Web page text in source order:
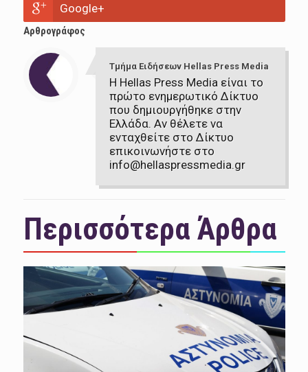
Google+
Αρθρογράφος
Τμήμα Ειδήσεων Hellas Press Media
Η Hellas Press Media είναι το
πρώτο ενημερωτικό Δίκτυο
που δημιουργήθηκε στην
Ελλάδα. Αν θέλετε να
ενταχθείτε στο Δίκτυο
επικοινωνήστε στο
info@hellaspressmedia.gr
Περισσότερα Άρθρα